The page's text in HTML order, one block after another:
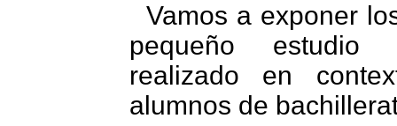
Vamos a exponer
pequeño estudio
realizado en
alumnos de